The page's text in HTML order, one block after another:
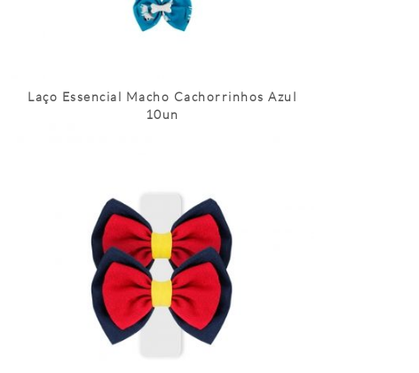
Laço Essencial Macho Cachorrinhos Azul
10un